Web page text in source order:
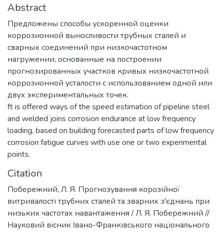
Abstract
Предложены способы ускоренной оценки
коррозионной выносливости трубных сталей и
сварных соединений при низкочастотном
нагружении, основанные на построении
прогнозированных участков кривых низкочастотной
коррозионной усталости с использованием одной или
двух экспериментальных точек.
ft is offered ways of the speed estimation of pipeline steel
and welded joins corrosion endurance at low frequency
loading, based on building forecasted parts of low frequency
corrosion fatigue curves with use one or two experimental
points.
Citation
Побережний, Л. Я. Прогнозування корозійної
витривалості трубних сталей та зварних з'єднань при
низьких частотах навантаження / Л. Я. Побережний //
Науковий вісник Івано-Франківського національного